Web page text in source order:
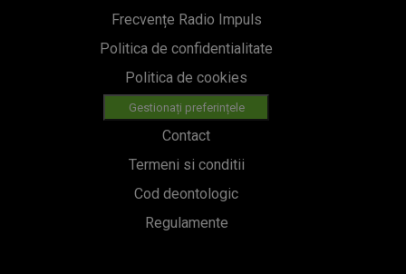
Frecvențe Radio Impuls
Politica de confidentialitate
Politica de cookies
Gestionați preferințele
Contact
Termeni si conditii
Cod deontologic
Regulamente